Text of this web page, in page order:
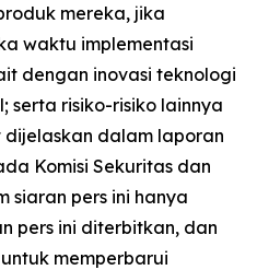
mereka, jika
waktu implementasi
dengan inovasi teknologi
serta risiko-risiko lainnya
dalam laporan
Komisi Sekuritas dan
siaran pers ini hanya
pers ini diterbitkan, dan
memperbarui